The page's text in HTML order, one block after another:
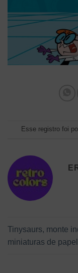
Esse registro foi
Tinysaurs, monte
miniaturas de papel